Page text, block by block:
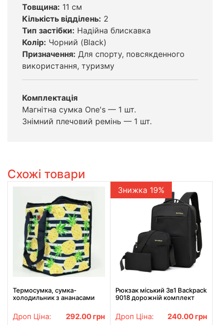
Товщина: 11 см
Кількість відділень: 2
Тип застібки: Надійна блискавка
Колір: Чорний (Black)
Призначення: Для спорту, повсякденного
використання, туризму
Комплектація
Магнітна сумка One's — 1 шт.
Знімний плечовий ремінь — 1 шт.
Схожі товари
Термосумка, сумка-
холодильник з ананасами
Дроп Ціна: 292.00 грн
Знижка 19%
Рюкзак міський 3в1 Backpack
9018 дорожній комплект
Дроп Ціна: 240.00 грн